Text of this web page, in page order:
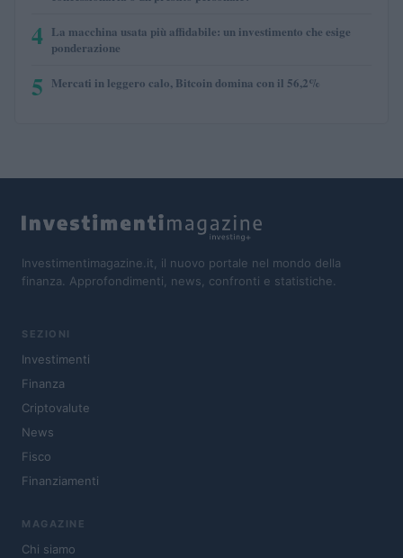
4 La macchina usata più affidabile: un investimento che esige
ponderazione
5 Mercati in leggero calo, Bitcoin domina con il 56,2%
Investimentimagazine.it, il nuovo portale nel mondo della
finanza. Approfondimenti, news, confronti e statistiche.
SEZIONI
Investimenti
Finanza
Criptovalute
News
Fisco
Finanziamenti
MAGAZINE
Chi siamo